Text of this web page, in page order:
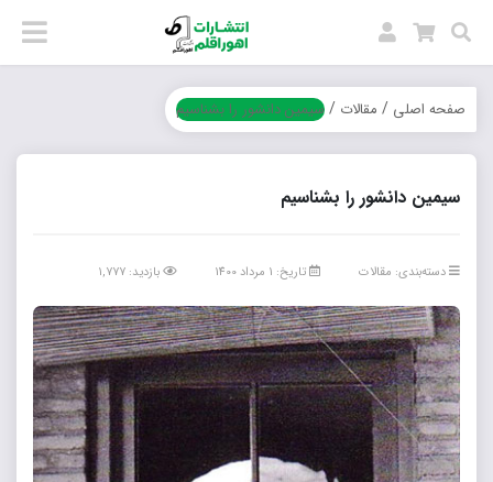
صفحه اصلی / مقالات /سیمین دانشور را بشناسیم
سیمین دانشور را بشناسیم
دسته‌بندی: مقالات تاریخ: 1 مرداد 1400 بازدید: ۱,۷۷۷